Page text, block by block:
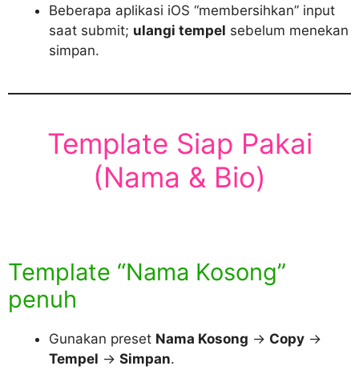
Beberapa aplikasi iOS “membersihkan” input
saat submit; ulangi tempel sebelum menekan
simpan.
Template Siap Pakai
(Nama & Bio)
Template “Nama Kosong”
penuh
Gunakan preset Nama Kosong → Copy →
Tempel → Simpan.